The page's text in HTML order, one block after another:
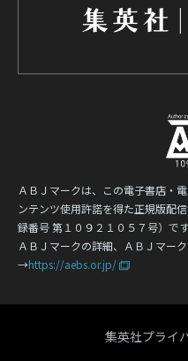
ＡＢＪマークは、この電子書店・
ンテンツ使用許諾を得た正規版配
録番号 第１０９２１０５７号）です
ＡＢＪマークの詳細、ＡＢＪマー
→https://aebs.or.jp/
集英社プライ